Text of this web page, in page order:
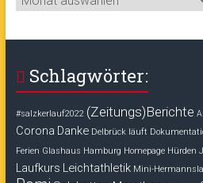
Schlagwörter:
#salzkerlauf2022 (Zeitungs)Berichte
Corona Danke Delbrück läuft
Ferien Glashaus Hamburg Homepage Hürden
Laufkurs Leichtathletik Mini-